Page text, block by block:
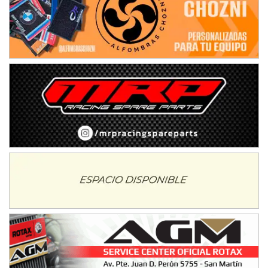
08/09-AGO
IAME SERIES ARGENTINA 6
Ramiro Tot (Asfalto)
Baradero (Buenos Aires)
KDO - F6
Ciudad de Trenque Lauquen (Asfalto)
Trenque Lauquen (Buenos Aires)
ENTRERRIANO - F6 (POSTERGADA)
Parque de la Velocidad (Asfalto)
Villaguay (Entre Ríos)
PATAGONICO - F6
Moto Club Reginense (Tierra)
Gral. E. Godoy (Río Negro)
CSK - F7